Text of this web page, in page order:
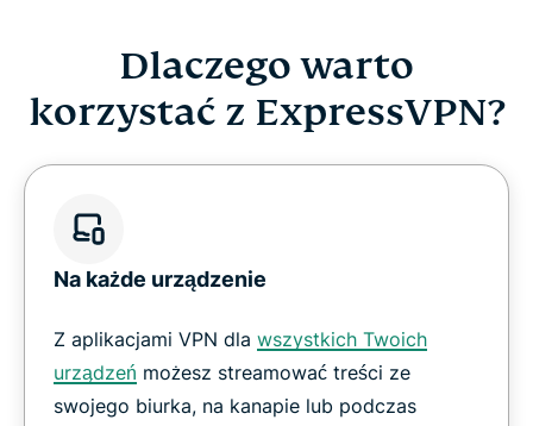
Dlaczego warto
korzystać z ExpressVPN?
Na każde urządzenie
Z aplikacjami VPN dla wszystkich Twoich
urządzeń możesz streamować treści ze
swojego biurka, na kanapie lub podczas